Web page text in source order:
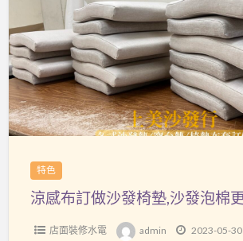
訂
做
沙
發
椅
墊,
特色
店面裝修水電 admin 2023-05-30